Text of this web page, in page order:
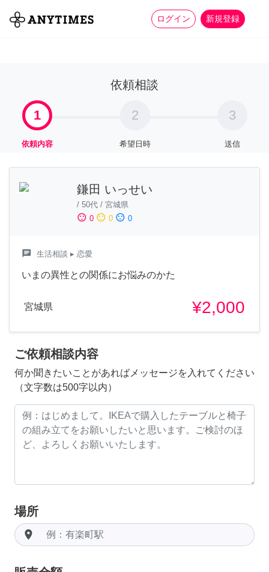
ログイン 新規登録
全て 家事 more_horiz
依頼相談
1
依頼内容
2
希望日時
3
送信
鎌田 いっせい
/ 50代 / 宮城県
sentiment_satisfied 0 sentiment_neutral 0 sentiment_dissatisfied 0
chat 生活相談 ▸ 恋愛
いまの異性との関係にお悩みのかた
宮城県 ¥2,000
ご依頼相談内容
何か聞きたいことがあればメッセージを入れてください
（文字数は500字以内）
場所
room